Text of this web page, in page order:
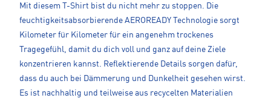
Mit diesem T-Shirt bist du nicht mehr zu stoppen. Die
feuchtigkeitsabsorbierende AEROREADY Technologie sorgt
Kilometer für Kilometer für ein angenehm trockenes
Tragegefühl, damit du dich voll und ganz auf deine Ziele
konzentrieren kannst. Reflektierende Details sorgen dafür,
dass du auch bei Dämmerung und Dunkelheit gesehen wirst.
Es ist nachhaltig und teilweise aus recycelten Materialien